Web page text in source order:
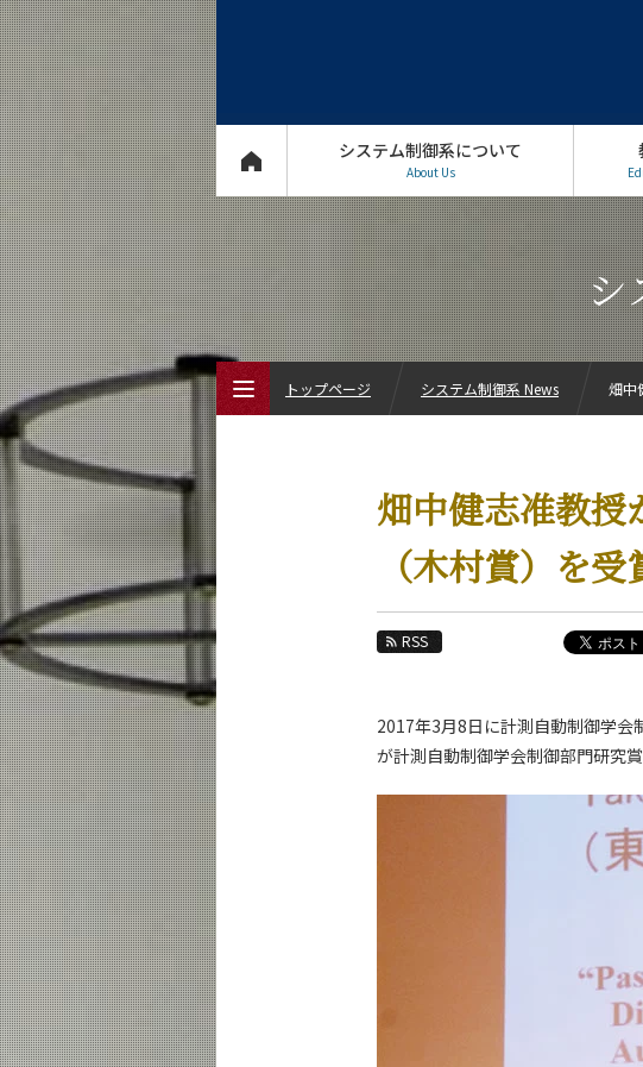
システム制御系について
About Us
シ
畑中健志准教授
（木村賞）を受
RSS
2017年3月8日に計測自動制御学会
が計測自動制御学会制御部門研究
トップページ システム制御系 News 畑中
システム制御系について
システム制御系 News